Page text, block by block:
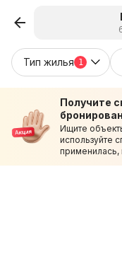
Тип жилья 1
Получите
Ищите
используйте
применилась,